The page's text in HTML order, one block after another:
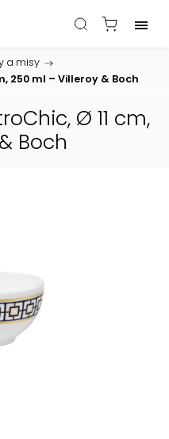
a misy /
250 ml – Villeroy & Boch
Ø 11 cm,
Boch